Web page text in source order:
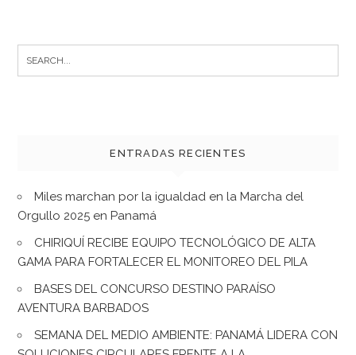
ENTRADAS RECIENTES
Miles marchan por la igualdad en la Marcha del
Orgullo 2025 en Panamá
CHIRIQUÍ RECIBE EQUIPO TECNOLÓGICO DE ALTA
GAMA PARA FORTALECER EL MONITOREO DEL PILA
BASES DEL CONCURSO DESTINO PARAÍSO
AVENTURA BARBADOS
SEMANA DEL MEDIO AMBIENTE: PANAMÁ LIDERA CON